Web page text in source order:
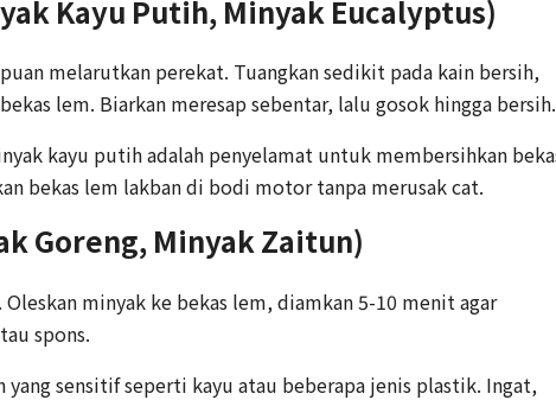
Kayu Putih, Minyak Eucalyptus)
melarutkan perekat. Tuangkan sedikit pada kain bersih,
lem. Biarkan meresap sebentar, lalu gosok hingga bersih.
kayu putih adalah penyelamat untuk membersihkan
bekas lem lakban di bodi motor tanpa merusak cat.
Goreng, Minyak Zaitun)
minyak ke bekas lem, diamkan 5-10 menit agar
spons.
yang sensitif seperti kayu atau beberapa jenis plastik. Ingat,